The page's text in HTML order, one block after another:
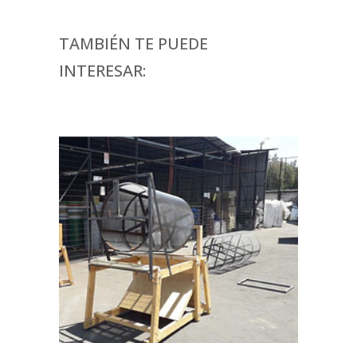
TAMBIÉN TE PUEDE
INTERESAR: